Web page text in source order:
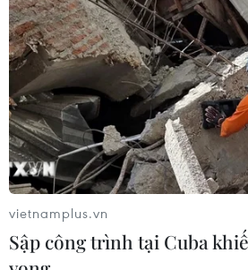
vietnamplus.vn
Sập công trình tại Cuba